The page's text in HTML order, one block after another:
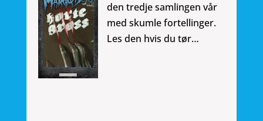
den tredje samlingen vår
med skumle fortellinger.
Les den hvis du tør…